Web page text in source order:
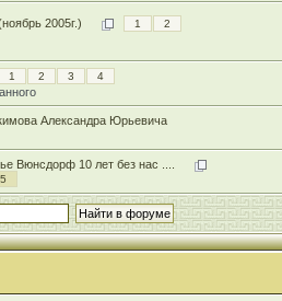
2005г.) 1 2
1 2 3 4
Александра Юрьевича
Вюнсдорф 10 лет без нас ....